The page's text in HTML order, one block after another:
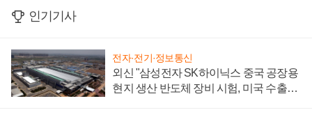
인기기사
전자·전기·정보통신
외신 "삼성전자 SK하이닉스 중국 공장용
현지 생산 반도체 장비 시험, 미국 수출통